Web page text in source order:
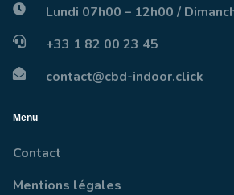
Lundi 07h00 – 12h00 /
+33 1 82 00 23 45
contact@cbd-indoor.click
Menu
Contact
Mentions légales